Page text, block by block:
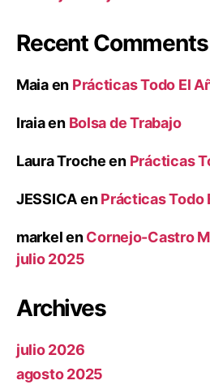
Recent Comments
Maiaen Prácticas Todo El
Iraiaen Bolsa de Trabajo
Laura Trocheen Prácticas
JESSICAenPrácticas Todo
markelenCornejo-Castro
julio 2025
Archives
julio 2026
agosto 2025